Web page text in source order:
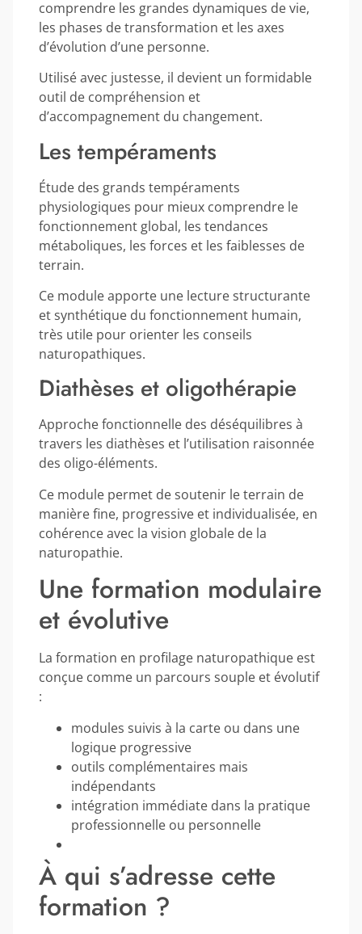
comprendre les grandes dynamiques de vie,
les phases de transformation et les axes
d’évolution d’une personne.
Utilisé avec justesse, il devient un formidable
outil de compréhension et
d’accompagnement du changement.
Les tempéraments
Étude des grands tempéraments
physiologiques pour mieux comprendre le
fonctionnement global, les tendances
métaboliques, les forces et les faiblesses de
terrain.
Ce module apporte une lecture structurante
et synthétique du fonctionnement humain,
très utile pour orienter les conseils
naturopathiques.
Diathèses et oligothérapie
Approche fonctionnelle des déséquilibres à
travers les diathèses et l’utilisation raisonnée
des oligo-éléments.
Ce module permet de soutenir le terrain de
manière fine, progressive et individualisée, en
cohérence avec la vision globale de la
naturopathie.
Une formation modulaire
et évolutive
La formation en profilage naturopathique est
conçue comme un parcours souple et évolutif
:
modules suivis à la carte ou dans une
logique progressive
outils complémentaires mais
indépendants
intégration immédiate dans la pratique
professionnelle ou personnelle
À qui s’adresse cette
formation ?